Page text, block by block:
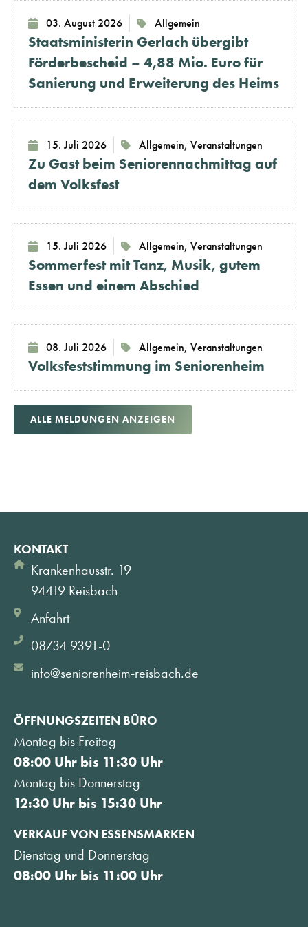
03. August 2026 Allgemein
Staatsministerin Gerlach übergibt
Förderbescheid – 4,88 Mio. Euro für
Sanierung und Erweiterung des Heims
15. Juli 2026 Allgemein, Veranstaltungen
Zu Gast beim Seniorennachmittag auf
dem Volksfest
15. Juli 2026 Allgemein, Veranstaltungen
Sommerfest mit Tanz, Musik, gutem
Essen und einem Abschied
08. Juli 2026 Allgemein, Veranstaltungen
Volksfeststimmung im Seniorenheim
ALLE MELDUNGEN ANZEIGEN
KONTAKT
Krankenhausstr. 19
94419 Reisbach
Anfahrt
08734 9391-0
info@seniorenheim-reisbach.de
ÖFFNUNGSZEITEN BÜRO
Montag bis Freitag
08:00 Uhr bis 11:30 Uhr
Montag bis Donnerstag
12:30 Uhr bis 15:30 Uhr
VERKAUF VON ESSENSMARKEN
Dienstag und Donnerstag
08:00 Uhr bis 11:00 Uhr